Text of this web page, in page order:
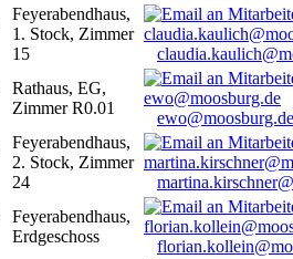
Feyerabendhaus,
1. Stock, Zimmer
15
Rathaus, EG,
Zimmer R0.01
ewo@moosburg.de
Feyerabendhaus,
2. Stock, Zimmer
24
Feyerabendhaus,
Erdgeschoss